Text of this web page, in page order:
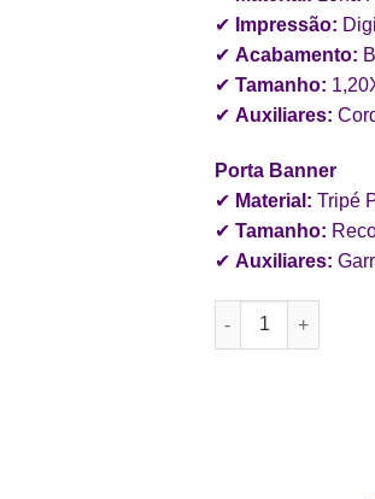
✔ Impressão:
✔ Acabamento:
✔ Tamanho:
✔ Auxiliares:
Porta Banner
✔ Material: Tripé
✔ Tamanho:
✔ Auxiliares:
Banner de 1,20m